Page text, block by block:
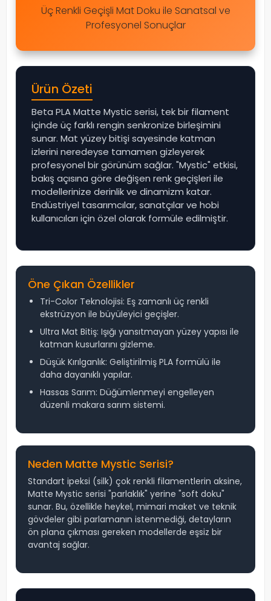
Üç Renkli Geçişli Mat Doku ile Sanatsal ve
Profesyonel Sonuçlar
Ürün Özeti
Beta PLA Matte Mystic serisi, tek bir filament
içinde üç farklı rengin senkronize birleşimini
sunar. Mat yüzey bitişi sayesinde katman
izlerini neredeyse tamamen gizleyerek
profesyonel bir görünüm sağlar. "Mystic" etkisi,
bakış açısına göre değişen renk geçişleri ile
modellerinize derinlik ve dinamizm katar.
Endüstriyel tasarımcılar, sanatçılar ve hobi
kullanıcıları için özel olarak formüle edilmiştir.
Öne Çıkan Özellikler
Tri-Color Teknolojisi: Eş zamanlı üç renkli
ekstrüzyon ile büyüleyici geçişler.
Ultra Mat Bitiş: Işığı yansıtmayan yüzey yapısı ile
katman kusurlarını gizleme.
Düşük Kırılganlık: Geliştirilmiş PLA formülü ile
daha dayanıklı yapılar.
Hassas Sarım: Düğümlenmeyi engelleyen
düzenli makara sarım sistemi.
Neden Matte Mystic Serisi?
Standart ipeksi (silk) çok renkli filamentlerin aksine,
Matte Mystic serisi "parlaklık" yerine "soft doku"
sunar. Bu, özellikle heykel, mimari maket ve teknik
gövdeler gibi parlamanın istenmediği, detayların
ön plana çıkması gereken modellerde eşsiz bir
avantaj sağlar.